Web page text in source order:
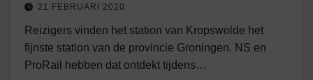
21 FEBRUARI 2020
Reizigers vinden het station van Kropswolde het
fijnste station van de provincie Groningen. NS en
ProRail hebben dat ontdekt tijdens…